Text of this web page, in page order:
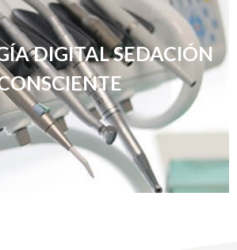
DIGITAL SEDACIÓN